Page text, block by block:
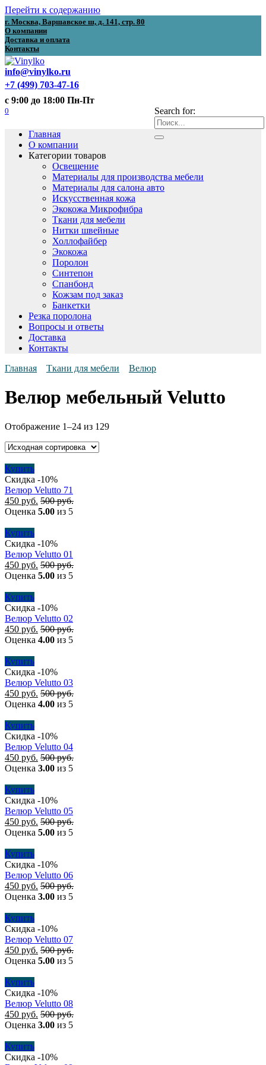
Перейти к содержанию
г. Москва, Варшавское ш, д. 141, стр. 80
О компании
Доставка и оплата
Контакты
info@vinylko.ru
+7 (499) 703-47-16
с 9:00 до 18:00 Пн-Пт
Search for:
0
Главная
О компании
Категории товаров
Освещение
Материалы для производства мебели
Материалы для салона авто
Искусственная кожа
Экокожа Микрофибра
Ткани для мебели
Нитки швейные
Холлофайбер
Экокожа
Поролон
Синтепон
Спанбонд
Кожзам под заказ
Банкетки
Резка поролона
Вопросы и ответы
Доставка
Контакты
Главная
Ткани для мебели Велюр
Велюр мебельный Velutto
Отображение 1–24 из 129
Купить
Скидка -10%
Велюр Velutto 71
450 руб. 500руб.
Оценка 5.00 из 5
Купить
Скидка -10%
Велюр Velutto 01
450 руб. 500руб.
Оценка 5.00 из 5
Купить
Скидка -10%
Велюр Velutto 02
450 руб. 500руб.
Оценка 4.00 из 5
Купить
Скидка -10%
Велюр Velutto 03
450 руб. 500руб.
Оценка 4.00 из 5
Купить
Скидка -10%
Велюр Velutto 04
450 руб. 500руб.
Оценка 3.00 из 5
Купить
Скидка -10%
Велюр Velutto 05
450 руб. 500руб.
Оценка 5.00 из 5
Купить
Скидка -10%
Велюр Velutto 06
450 руб. 500руб.
Оценка 3.00 из 5
Купить
Скидка -10%
Велюр Velutto 07
450 руб. 500руб.
Оценка 5.00 из 5
Купить
Скидка -10%
Велюр Velutto 08
450 руб. 500руб.
Оценка 3.00 из 5
Купить
Скидка -10%